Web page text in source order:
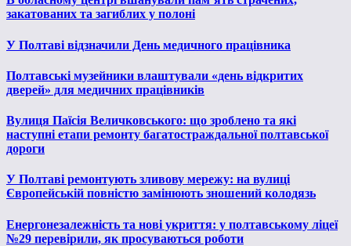
закатованих та загиблих у полоні
У Полтаві відзначили День медичного працівника
Полтавські музейники влаштували «день відкритих
дверей» для медичних працівників
Вулиця Паїсія Величковського: що зроблено та які
наступні етапи ремонту багатостраждальної полтавської
дороги
У Полтаві ремонтують зливову мережу: на вулиці
Європейській повністю замінюють зношений колодязь
Енергонезалежність та нові укриття: у полтавському ліцеї
№29 перевірили, як просуваються роботи